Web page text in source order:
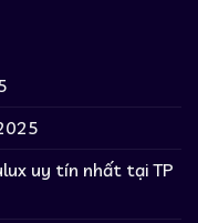
uy tín nhất tại TP